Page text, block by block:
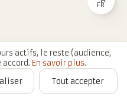
FR
actifs, le reste (audience,
accord. En savoir plus.
Tout accepter